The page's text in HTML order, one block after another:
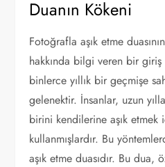
Duanın Kökeni
Fotoğrafla aşık etme
hakkında bilgi veren bir
binlerce yıllık bir geçmişe
gelenektir. İnsanlar, uzun
birini kendilerine aşık
kullanmışlardır. Bu
aşık etme duasıdır. Bu